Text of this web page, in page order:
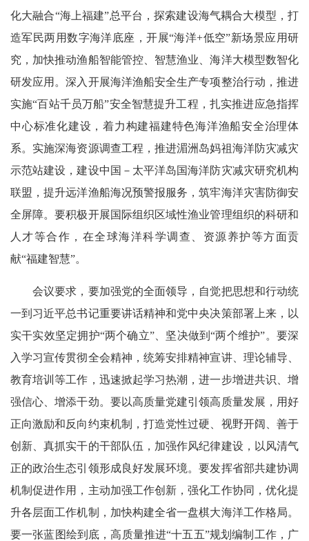
化大融合“海上福建”总平台，探索建设海气耦合大模型，打
造军民两用数字海洋底座，开展“海洋+低空”新场景应用研
究，加快推动渔船智能管控、智慧渔业、海洋大模型数智化
研发应用。深入开展海洋渔船安全生产专项整治行动，推进
实施“百站千员万船”安全智慧提升工程，扎实推进应急指挥
中心标准化建设，着力构建福建特色海洋渔船安全治理体
系。实施深海资源调查工程，推进湄洲岛妈祖海洋防灾减灾
示范站建设，建设中国－太平洋岛国海洋防灾减灾研究机构
联盟，提升远洋渔船海况预警报服务，筑牢海洋灾害防御安
全屏障。要积极开展国际组织区域性渔业管理组织的科研和
人才等合作，在全球海洋科学调查、资源养护等方面贡
献“福建智慧”。
会议要求，要加强党的全面领导，自觉把思想和行动统
一到习近平总书记重要讲话精神和党中央决策部署上来，以
实干实效坚定拥护“两个确立”、坚决做到“两个维护”。要深
入学习宣传贯彻全会精神，统筹安排精神宣讲、理论辅导、
教育培训等工作，迅速掀起学习热潮，进一步增进共识、增
强信心、增添干劲。要以高质量党建引领高质量发展，用好
正向激励和反向约束机制，打造党性过硬、视野开阔、善于
创新、真抓实干的干部队伍，加强作风纪律建设，以风清气
正的政治生态引领形成良好发展环境。要发挥省部共建协调
机制促进作用，主动加强工作创新，强化工作协同，优化提
升各层面工作机制，加快构建全省一盘棋大海洋工作格局。
要一张蓝图绘到底，高质量推进“十五五”规划编制工作，广